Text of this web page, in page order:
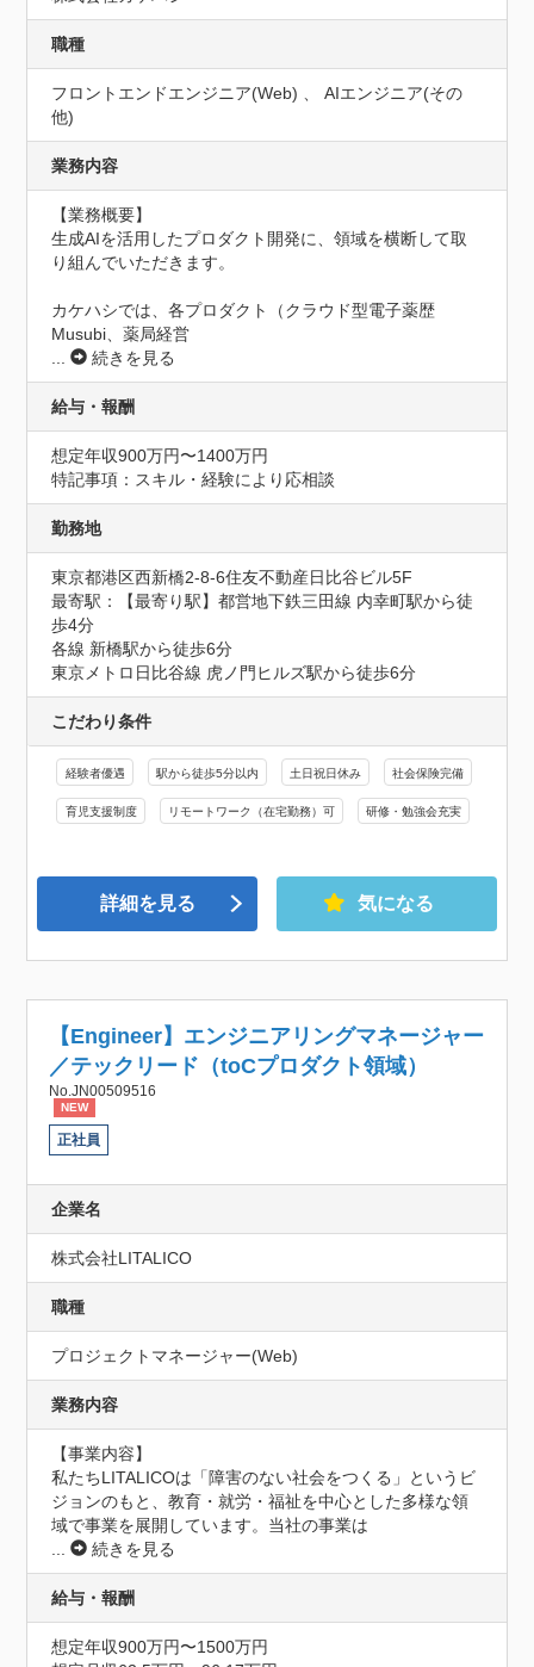
職種
フロントエンドエンジニア(Web) 、 AIエンジニア(その
他)
業務内容
【業務概要】
生成AIを活用したプロダクト開発に、領域を横断して取
り組んでいただきます。
カケハシでは、各プロダクト（クラウド型電子薬歴
Musubi、薬局経営
...
続きを見る
給与・報酬
想定年収900万円〜1400万円
特記事項：スキル・経験により応相談
勤務地
東京都港区西新橋2-8-6住友不動産日比谷ビル5F
最寄駅：【最寄り駅】都営地下鉄三田線 内幸町駅から徒
歩4分
各線 新橋駅から徒歩6分
東京メトロ日比谷線 虎ノ門ヒルズ駅から徒歩6分
こだわり条件
経験者優遇 駅から徒歩5分以内 土日祝日休み 社会保険完備
育児支援制度 リモートワーク（在宅勤務）可 研修・勉強会充実
詳細を見る 気になる
【Engineer】エンジニアリングマネージャー
／テックリード（toCプロダクト領域）
No.JN00509516
NEW
正社員
企業名
株式会社LITALICO
職種
プロジェクトマネージャー(Web)
業務内容
【事業内容】
私たちLITALICOは「障害のない社会をつくる」というビ
ジョンのもと、教育・就労・福祉を中心とした多様な領
域で事業を展開しています。当社の事業は
...
続きを見る
給与・報酬
想定年収900万円〜1500万円